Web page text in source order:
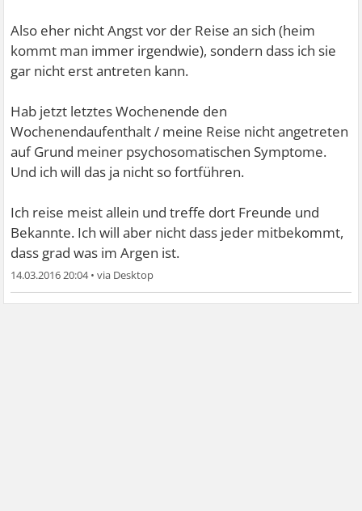
Also eher nicht Angst vor der Reise an sich (heim
kommt man immer irgendwie), sondern dass ich sie
gar nicht erst antreten kann.
Hab jetzt letztes Wochenende den
Wochenendaufenthalt / meine Reise nicht angetreten
auf Grund meiner psychosomatischen Symptome.
Und ich will das ja nicht so fortführen.
Ich reise meist allein und treffe dort Freunde und
Bekannte. Ich will aber nicht dass jeder mitbekommt,
dass grad was im Argen ist.
14.03.2016 20:04•